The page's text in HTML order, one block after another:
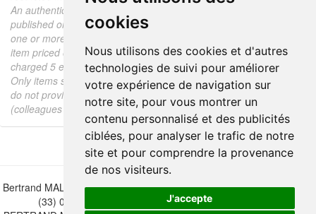
cookies
Nous utilisons des cookies et d'autres
technologies de suivi pour améliorer
votre expérience de navigation sur
notre site, pour vous montrer un
contenu personnalisé et des publicités
ciblées, pour analyser le trafic de notre
site et pour comprendre la provenance
de nos visiteurs.
J'accepte
An authenticity certificate of the item including the description
published on the site, the period, the sale price, accompanied by
one or more color photographs is automatically provided for any
item priced over 130 euros. Below this price, each certificate is
charged 5 euros.
Only items sold by me are subject to an authenticity certificate, I
do not provide any expert reports for items sold by third parties
(colleagues or collectors).
Bertrand MALVAUX - 22 rue Crébillon, 44000 Nantes - FRANCE - Tél.
(33) 02 40 733 600 —
bertrand.malvaux@wanadoo.fr